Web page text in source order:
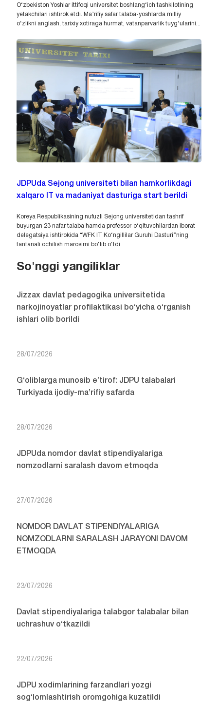
O‘zbekiston Yoshlar ittifoqi universitet boshlang‘ich tashkilotining
yetakchilari ishtirok etdi. Ma’rifiy safar talaba-yoshlarda milliy
o‘zlikni anglash, tarixiy xotiraga hurmat, vatanparvarlik tuyg‘ularini...
JDPUda Sejong universiteti bilan hamkorlikdagi
xalqaro IT va madaniyat dasturiga start berildi
Koreya Respublikasining nufuzli Sejong universitetidan tashrif
buyurgan 23 nafar talaba hamda professor-o‘qituvchilardan iborat
delegatsiya ishtirokida “WFK IT Ko‘ngillilar Guruhi Dasturi”ning
tantanali ochilish marosimi bo‘lib o‘tdi.
So'nggi yangiliklar
Jizzax davlat pedagogika universitetida
narkojinoyatlar profilaktikasi bo‘yicha o‘rganish
ishlari olib borildi
28/07/2026
G‘oliblarga munosib e’tirof: JDPU talabalari
Turkiyada ijodiy-ma’rifiy safarda
28/07/2026
JDPUda nomdor davlat stipendiyalariga
nomzodlarni saralash davom etmoqda
27/07/2026
NOMDOR DAVLAT STIPENDIYALARIGA
NOMZODLARNI SARALASH JARAYONI DAVOM
ETMOQDA
23/07/2026
Davlat stipendiyalariga talabgor talabalar bilan
uchrashuv o‘tkazildi
22/07/2026
JDPU xodimlarining farzandlari yozgi
sog‘lomlashtirish oromgohiga kuzatildi